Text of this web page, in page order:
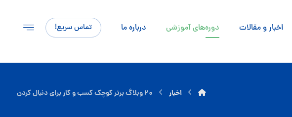
تماس سریع! اخبار و مقالات دوره‌های آموزشی درباره ما
اخبار ۲۰ وبلاگ برتر کوچک کسب و کار برای دنبال کردن